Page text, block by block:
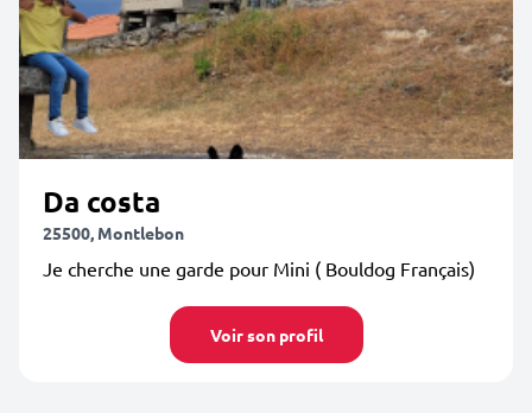
Da costa
25500, Montlebon
Je cherche une garde pour Mini ( Bouldog Français)
Voir son profil